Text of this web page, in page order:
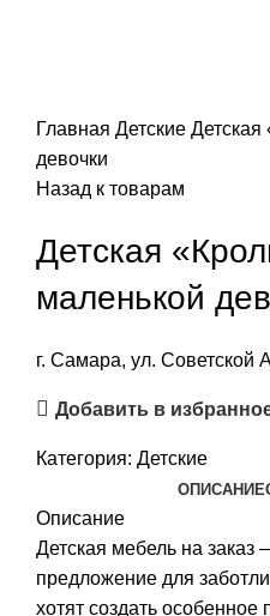
Главная Детские Детская
девочки
Назад к товарам
Детская
маленькой
г. Самара, ул. Советской
Добавить в
Категория: Детские
ОПИСАНИЕ
Описание
Детская мебель на заказ
предложение для
хотят создать особенное